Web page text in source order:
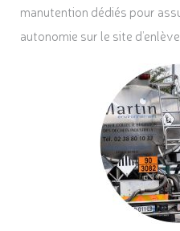
manutention dédiés pour
autonomie sur le site